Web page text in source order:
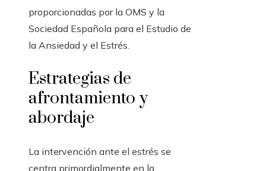
proporcionadas por la OMS y la
Sociedad Española para el Estudio de
la Ansiedad y el Estrés.
Estrategias de
afrontamiento y
abordaje
La intervención ante el estrés se
centra primordialmente en la